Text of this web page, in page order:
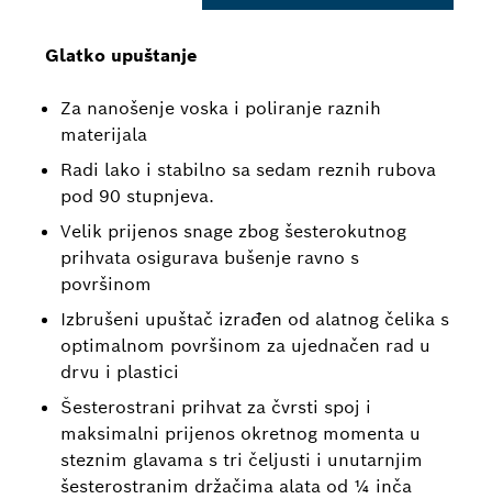
Glatko upuštanje
Za nanošenje voska i poliranje raznih
materijala
Radi lako i stabilno sa sedam reznih rubova
pod 90 stupnjeva.
Velik prijenos snage zbog šesterokutnog
prihvata osigurava bušenje ravno s
površinom
Izbrušeni upuštač izrađen od alatnog čelika s
optimalnom površinom za ujednačen rad u
drvu i plastici
Šesterostrani prihvat za čvrsti spoj i
maksimalni prijenos okretnog momenta u
steznim glavama s tri čeljusti i unutarnjim
šesterostranim držačima alata od ¼ inča